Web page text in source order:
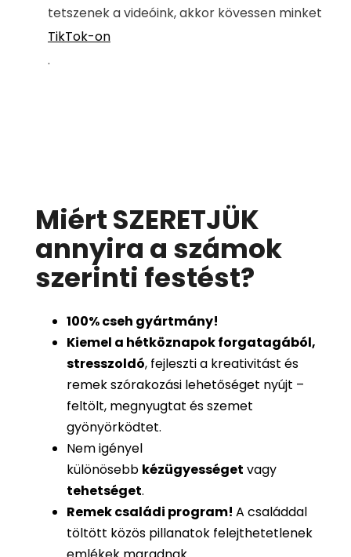
tetszenek a videóink, akkor kövessen minket
TikTok-on
.
Miért SZERETJÜK
annyira a számok
szerinti festést?
100%cseh gyártmány!
Kiemel a hétköznapok forgatagából,
stresszoldó, fejleszti a kreativitást és
remek szórakozási lehetőséget nyújt –
feltölt, megnyugtat és szemet
gyönyörködtet.
Nem igényel
különösebb kézügyességet vagy
tehetséget.
Remek családi program! A családdal
töltött közös pillanatok felejthetetlenek